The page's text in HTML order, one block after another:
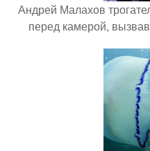
Андрей Малахов
перед камерой,